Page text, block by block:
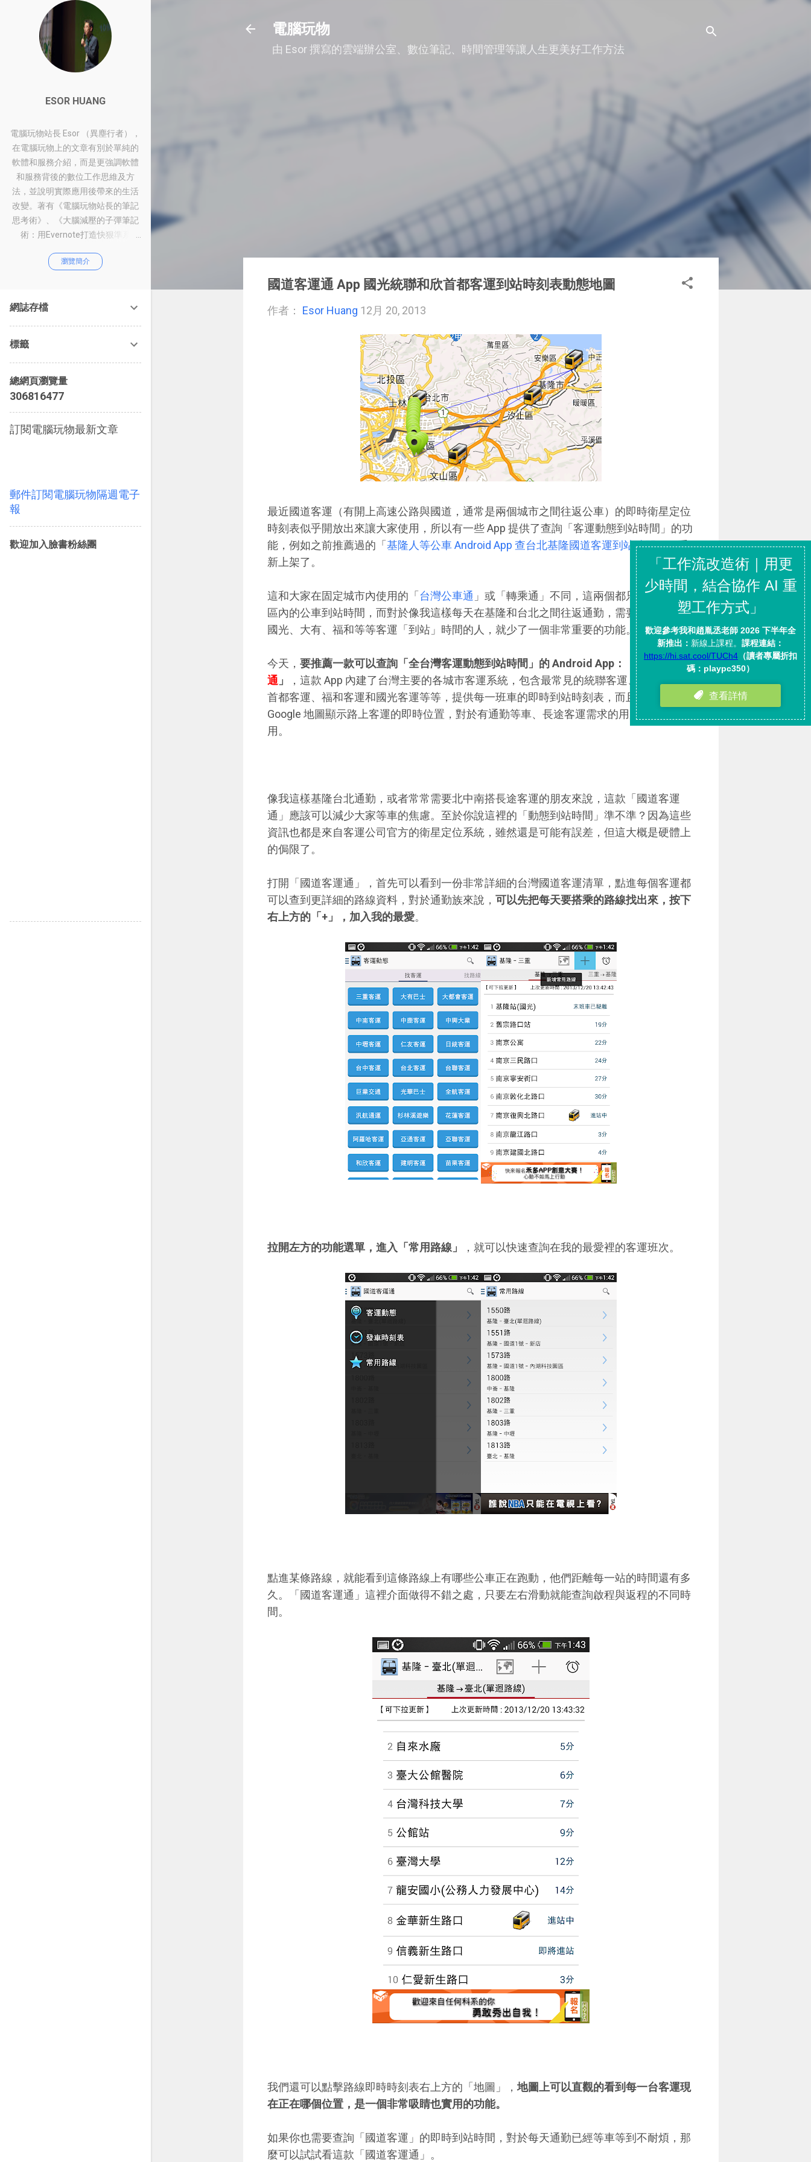
電腦玩物
由 Esor 撰寫的雲端辦公室、數位筆記、時間管理等讓人生更美好工作方法
國道客運通 App 國光統聯和欣首都客運到站時刻表動態地圖
作者： Esor Huang 12月 20, 2013
最近國道客運（有開上高速公路與國道，通常是兩個城市之間往返公車）的即時衛星定位
時刻表似乎開放出來讓大家使用，所以有一些 App 提供了查詢「客運動態到站時間」的功
能，例如之前推薦過的「 基隆人等公車 Android App 查台北基隆國道客運到站時間」又重
新上架了。
這和大家在固定城市內使用的「 台灣公車通 」或「轉乘通」不同，這兩個都只能查訊到市
區內的公車到站時間，而對於像我這樣每天在基隆和台北之間往返通勤，需要查詢首都、
國光、大有、福和等等客運「到站」時間的人，就少了一個非常重要的功能。
今天， 要推薦一款可以查詢「全台灣客運動態到站時間」的 Android App：「 國道客運
通 」
，這款 App 內建了台灣主要的各城市客運系統，包含最常見的統聯客運、和欣客運、
首都客運、福和客運和國光客運等等，提供每一班車的即時到站時刻表，而且還結合
Google 地圖顯示路上客運的即時位置，對於有通勤等車、長途客運需求的用戶來說非常實
用。
像我這樣基隆台北通勤，或者常常需要北中南搭長途客運的朋友來說，這款「國道客運
通」應該可以減少大家等車的焦慮。至於你說這裡的「動態到站時間」準不準？因為這些
資訊也都是來自客運公司官方的衛星定位系統，雖然還是可能有誤差，但這大概是硬體上
的侷限了。
打開「國道客運通」，首先可以看到一份非常詳細的台灣國道客運清單，點進每個客運都
可以查到更詳細的路線資料，對於通勤族來說， 可以先把每天要搭乘的路線找出來，按下
右上方的「+」，加入我的最愛。
拉開左方的功能選單，進入「常用路線」 ，就可以快速查詢在我的最愛裡的客運班次。
點進某條路線，就能看到這條路線上有哪些公車正在跑動，他們距離每一站的時間還有多
久。「國道客運通」這裡介面做得不錯之處，只要左右滑動就能查詢啟程與返程的不同時
間。
我們還可以點擊路線即時時刻表右上方的「地圖」， 地圖上可以直觀的看到每一台客運現
在正在哪個位置，是一個非常吸睛也實用的功能。
如果你也需要查詢「國道客運」的即時到站時間，對於每天通勤已經等車等到不耐煩，那
麼可以試試看這款「國道客運通」。
ESOR HUANG
電腦玩物站長 Esor （異塵行者），
在電腦玩物上的文章有別於單純的
軟體和服務介紹，而是更強調軟體
和服務背後的數位工作思維及方
法，並說明實際應用後帶來的生活
改變。著有《電腦玩物站長的筆記
思考術》、《大腦減壓的子彈筆記
術：用Evernote打造快狠準系
作術：從職場到人生的100個聰明
瀏覽簡介
網誌存檔
標籤
總網頁瀏覽量
306816477
訂閱電腦玩物最新文章
郵件訂閱電腦玩物隔週電子
報
歡迎加入臉書粉絲團